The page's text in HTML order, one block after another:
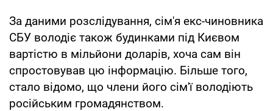
За даними розслідування, сім'я екс-чиновника
СБУ володіє також будинками під Києвом
вартістю в мільйони доларів, хоча сам він
спростовував цю інформацію. Більше того,
стало відомо, що члени його сім'ї володіють
російським громадянством.